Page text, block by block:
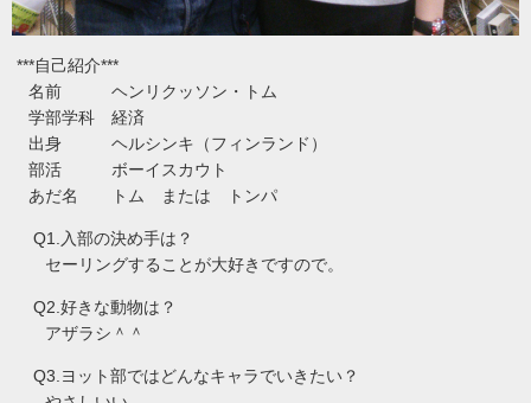
***自己紹介***
名前 ヘンリクッソン・トム
学部学科 経済
出身 ヘルシンキ（フィンランド）
部活 ボーイスカウト
あだ名 トム または トンパ
Q1. 入部の決め手は？
セーリングすることが大好きですので。
Q2. 好きな動物は？
アザラシ＾＾
Q3. ヨット部ではどんなキャラでいきたい？